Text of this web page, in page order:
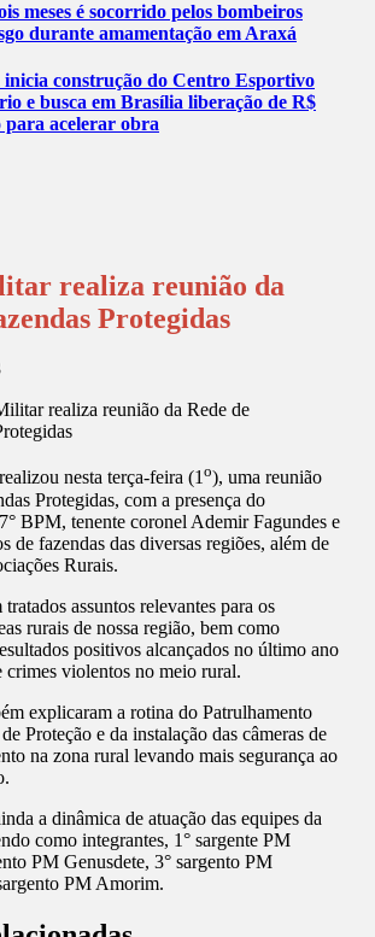
meses é socorrido pelos bombeiros
durante amamentação em Araxá
construção do Centro Esportivo
e busca em Brasília liberação de R$
para acelerar obra
realiza reunião da
Protegidas
nesta terça-feira (1o), uma reunião
Protegidas, com a presença do
BPM, tenente coronel Ademir Fagundes e
de fazendas das diversas regiões, além de
Rurais.
assuntos relevantes para os
rurais de nossa região, bem como
positivos alcançados no último ano
crimes violentos no meio rural.
explicaram a rotina do Patrulhamento
Proteção e da instalação das câmeras de
na zona rural levando mais segurança ao
a dinâmica de atuação das equipes da
como integrantes, 1° sargente PM
PM Genusdete, 3° sargento PM
PM Amorim.